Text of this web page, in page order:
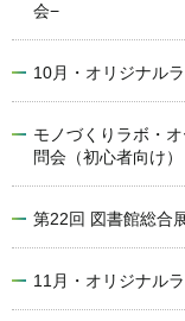
会−
10月・オリジナル
モノづくりラボ・
問会（初心者向け）
第22回 図書館総合
11月・オリジナル